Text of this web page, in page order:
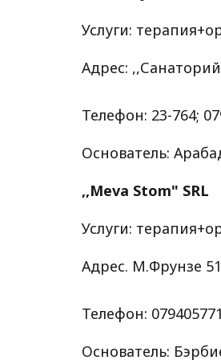
Услуги:
Адрес:
Телефон: 23-764;
Основатель:
,,Meva Stom" SRL
Услуги:
Адрес. М.Фрунзе
Телефон: 079405771
Основатель: